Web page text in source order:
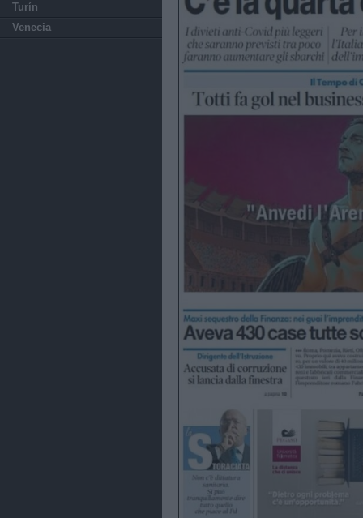
Turín
Venecia